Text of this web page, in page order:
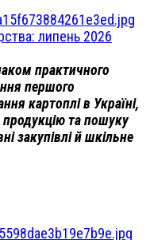
липень 2026
практичного
першого
картоплі в Україні,
та пошуку
закупівлі й шкільне